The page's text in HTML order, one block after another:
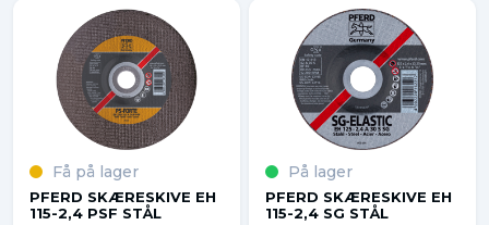
Få på lager
PFERD SKÆRESKIVE EH
115-2,4 PSF STÅL
På lager
PFERD SKÆRESKIVE EH
115-2,4 SG STÅL